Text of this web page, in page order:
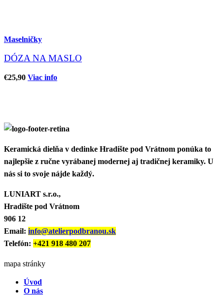
Maselničky
DÓZA NA MASLO
€25,90 Viac info
Keramická dielňa v dedinke Hradište pod Vrátnom ponúka to
najlepšie z ručne vyrábanej modernej aj tradičnej keramiky. U
nás si to svoje nájde každý.
LUNIART s.r.o.,
Hradište pod Vrátnom
906 12
Email: info@atelierpodbranou.sk
Telefón: +421 918 480 207
mapa stránky
Úvod
O nás